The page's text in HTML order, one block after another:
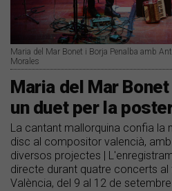
Maria del Mar Bonet i Borja Penalba amb
Morales
Maria del Mar
un duet per la
La cantant mallorquina confia la
disc al compositor valencià,
diversos projectes |
directe durant quatre concerts
València, del 9 al 12 de setembre